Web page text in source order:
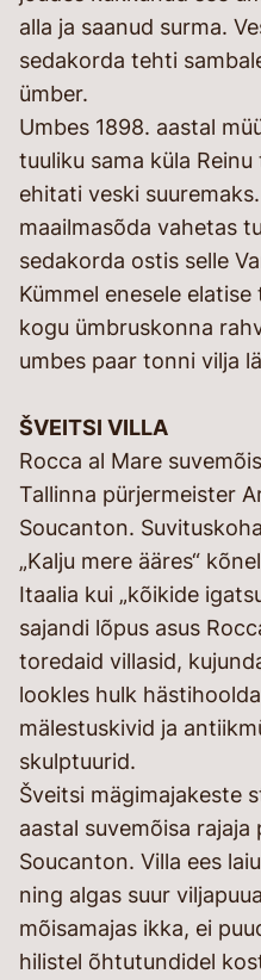
alla ja saanud surma.
sedakorda tehti
ümber.
Umbes 1898. aastal
tuuliku sama küla
ehitati veski
maailmasõda vahetas
sedakorda ostis selle
Kümmel enesele
kogu ümbruskonna
umbes paar tonni vilja
ŠVEITSI VILLA
Rocca al Mare
Tallinna pürjermeister
Soucanton.
„Kalju mere ääres“
Itaalia kui „kõikide
sajandi lõpus asus
toredaid villasid,
lookles hulk
mälestuskivid ja
skulptuurid.
Šveitsi mägimajakeste
aastal suvemõisa
Soucanton. Villa ees
ning algas suur
mõisamajas ikka, ei
hilistel õhtutundidel